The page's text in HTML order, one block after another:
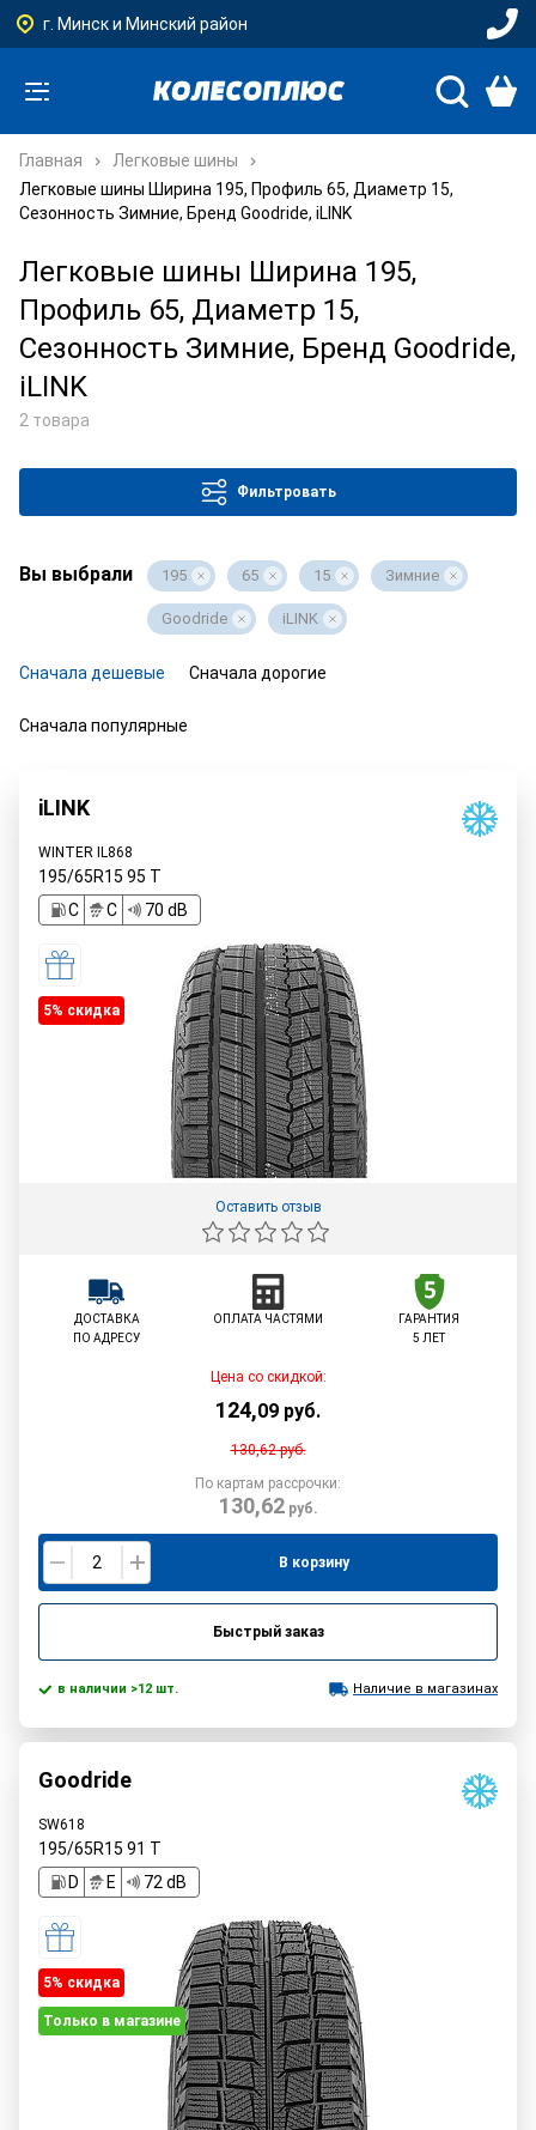
г. Минск и Минский район
Главная
Легковые шины
Легковые шины Ширина 195, Профиль 65, Диаметр 15,
Сезонность Зимние, Бренд Goodride, iLINK
Легковые шины Ширина 195,
Профиль 65, Диаметр 15,
Сезонность Зимние, Бренд Goodride,
iLINK
2 товара
Фильтровать
Вы выбрали 195 65 15 Зимние
Goodride iLINK
Сначала дешевые Сначала дорогие
Сначала популярные
iLINK
WINTER IL868
195/65R15 95 T
C
C 70 dB
5% cкидка
Оставить отзыв
ДОСТАВКА
ПО АДРЕСУ
ОПЛАТА ЧАСТЯМИ
ГАРАНТИЯ
5 ЛЕТ
Цена со скидкой:
124,09 руб.
130,62руб.
По картам рассрочки:
130,62руб.
В корзину
Быстрый заказ
в наличии >12 шт. Наличие в магазинах
Goodride
SW618
195/65R15 91 T
D
E 72 dB
5% cкидка
Только в магазине